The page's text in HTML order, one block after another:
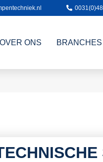
OVER ONS BRANCHES